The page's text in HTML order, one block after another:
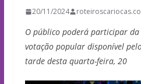
20/11/2024
O público poderá participar da
votação popular disponível
tarde desta quarta-feira, 20